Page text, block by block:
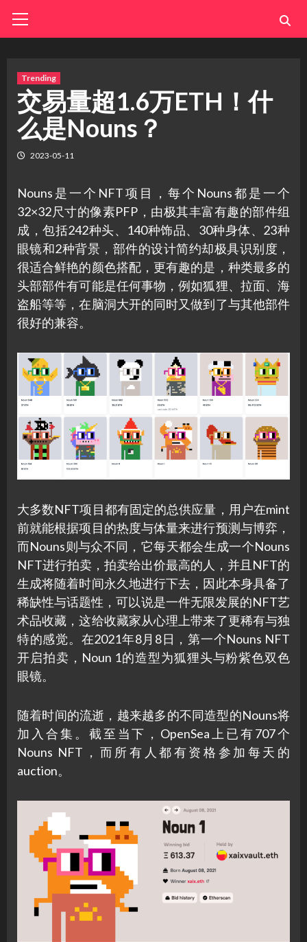
Menu
Trending
交易量超1.6万ETH！什
么是Nouns？
2023-05-11
Nouns是一个NFT项目，每个Nouns都是一个
32×32尺寸的像素PFP，由极其丰富有趣的部件组
成，包括242种头、140种饰品、30种身体、23种
眼镜和2种背景，部件的设计简约却极具识别度，
很适合鲜艳的颜色搭配，更有趣的是，种类最多的
头部部件有可能是任何事物，例如狐狸、拉面、海
盗船等等，在脑洞大开的同时又做到了与其他部件
很好的兼容。
大多数NFT项目都有固定的总供应量，用户在mint
前就能根据项目的热度与体量来进行预测与博弈，
而Nouns则与众不同，它每天都会生成一个Nouns
NFT进行拍卖，拍卖给出价最高的人，并且NFT的
生成将随着时间永久地进行下去，因此本身具备了
稀缺性与话题性，可以说是一件无限发展的NFT艺
术品收藏，这给收藏家从心理上带来了更稀有与独
特的感觉。在2021年8月8日，第一个Nouns NFT
开启拍卖，Noun 1的造型为狐狸头与粉紫色双色
眼镜。
随着时间的流逝，越来越多的不同造型的Nouns将
加入合集。截至当下，OpenSea上已有707个
Nouns NFT，而所有人都有资格参加每天的
auction。